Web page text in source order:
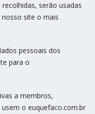
serão usadas
site o mais
pessoais dos
para o
a membros,
o euquefaco.com.br